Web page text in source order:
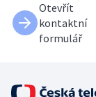
Otevřít
kontaktní
formulář